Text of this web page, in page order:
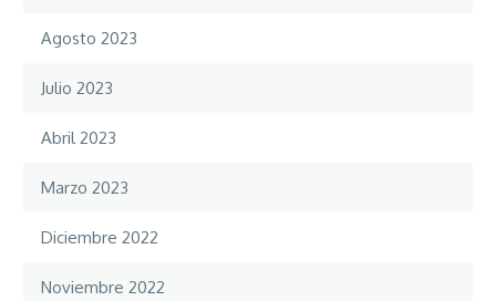
Agosto 2023
Julio 2023
Abril 2023
Marzo 2023
Diciembre 2022
Noviembre 2022